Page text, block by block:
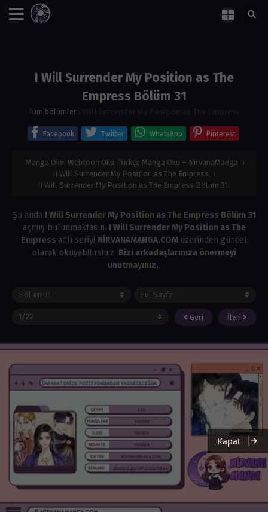
I Will Surrender My Position as The
Empress Bölüm 31
Tüm bölümler I Will Surrender My Position as The Empress
Facebook Twitter WhatsApp Pinterest
Manga Oku, Webtoon Oku, Türkçe Manga Oku – NirvanaManga ›
I Will Surrender My Position as The Empress ›
I Will Surrender My Position as The Empress Bölüm 31
Şu anda I Will Surrender My Position as The Empress Bölüm 31
açmış bulunmaktasın. I Will Surrender My Position as The
Empress adlı seriyi NİRVANAMANGA.COM üzerinden güncel
olarak okuyabilirsiniz. Bizi arkadaşlarınıza önermeyi
unutmayınız..
Geri İleri
Kapat